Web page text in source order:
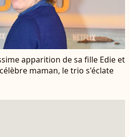
apparition de sa fille Edie et
maman, le trio s'éclate